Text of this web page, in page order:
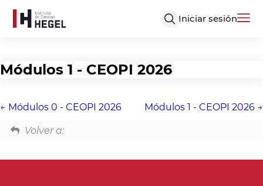
Iniciar sesión
Módulos 1 - CEOPI 2026
Módulos 0 - CEOPI 2026 Módulos 1 - CEOPI 2026
Volver a: